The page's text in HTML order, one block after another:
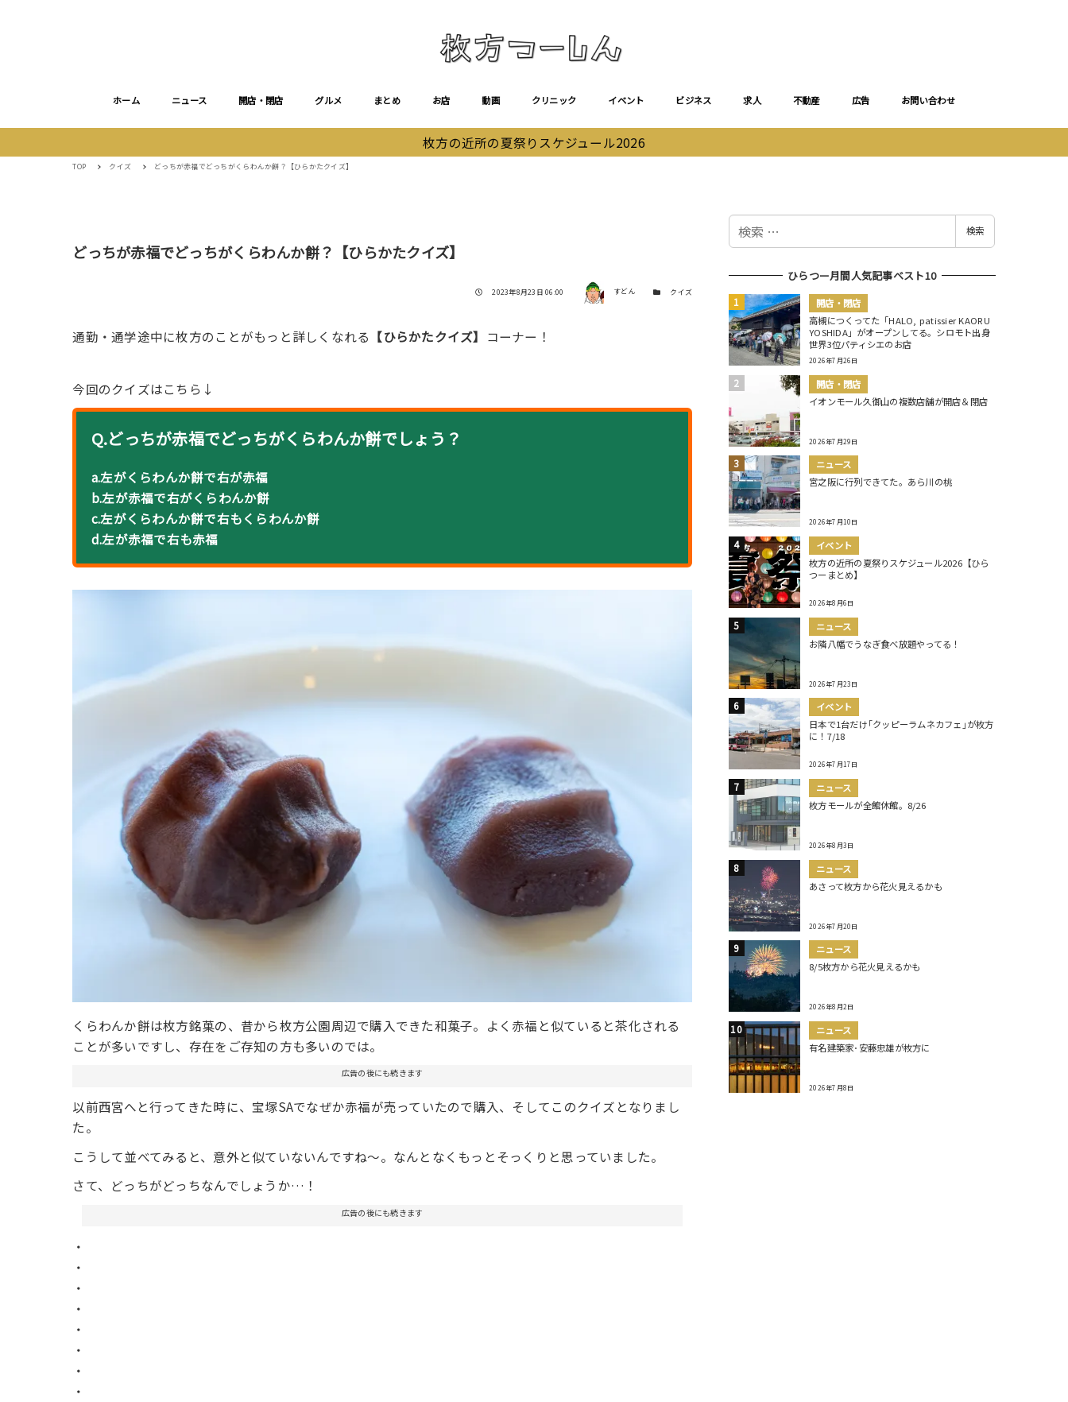
ホーム ニュース 開店・閉店 グルメ まとめ お店 動画 クリニック イベント ビジネス 求人 不動産 広告 お問い合わせ
枚方の近所の夏祭りスケジュール2026
TOP クイズ どっちが赤福でどっちがくらわんか餅？【ひらかたクイズ】
どっちが赤福でどっちがくらわんか餅？【ひらかたクイズ】
投稿日
2023年8月23日 06:00 著者 すどん カテゴリー
クイズ
通勤・通学途中に枚方のことがもっと詳しくなれる 【ひらかたクイズ】 コーナー！
今回のクイズはこちら↓
Q.どっちが赤福でどっちがくらわんか餅でしょう？
a.左がくらわんか餅で右が赤福
b.左が赤福で右がくらわんか餅
c.左がくらわんか餅で右もくらわんか餅
d.左が赤福で右も赤福
くらわんか餅は枚方銘菓の、昔から枚方公園周辺で購入できた和菓子。よく赤福と似ていると茶化される
ことが多いですし、存在をご存知の方も多いのでは。
広告の後にも続きます
以前西宮へと行ってきた時に、宝塚SAでなぜか赤福が売っていたので購入、そしてこのクイズとなりまし
た。
こうして並べてみると、意外と似ていないんですね〜。なんとなくもっとそっくりと思っていました。
さて、どっちがどっちなんでしょうか…！
広告の後にも続きます
・
・
・
・
・
・
・
・
検
検索
ひらつー月間人気記事ベスト10
開店・閉店
高槻につくってた「HALO, patissier KAORU
YOSHIDA」がオープンしてる。シロモト出身
世界3位パティシエのお店
2026年7月26日
開店・閉店
イオンモール久御山の複数店舗が開店＆閉店
2026年7月29日
ニュース
宮之阪に行列できてた。あら川の桃
2026年7月10日
イベント
枚方の近所の夏祭りスケジュール2026【ひら
つーまとめ】
2026年8月6日
ニュース
お隣八幡でうなぎ食べ放題やってる！
2026年7月23日
イベント
日本で1台だけ｢クッピーラムネカフェ｣が枚方
に！7/18
2026年7月17日
ニュース
枚方モールが全館休館。8/26
2026年8月3日
ニュース
あさって枚方から花火見えるかも
2026年7月20日
ニュース
8/5枚方から花火見えるかも
2026年8月2日
ニュース
有名建築家･安藤忠雄が枚方に
2026年7月8日